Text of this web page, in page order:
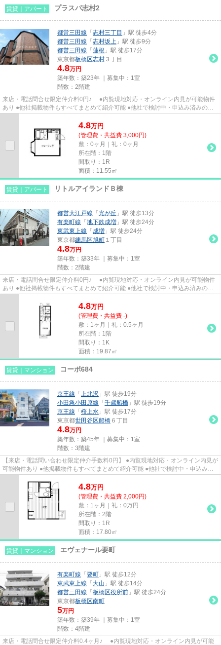
賃貸｜アパート プラスパ志村2
都営三田線 「 志村三丁目 」駅 徒歩4分
都営三田線 「 志村坂上 」駅 徒歩9分
都営三田線 「 蓮根 」駅 徒歩17分
東京都板橋区志村 ３丁目
4.8万円
築年数：築23年 ｜募集中： 1室
階数：2階建
来店・電話問合せ限定仲介料0円♪ ●内覧現地対応・オンライン内見が可能物件
あり ●他社掲載物件もすべてまとめて紹介可能 ●他社で検討中・申込み済みのお
4.8万円
(管理費・共益費 3,000円)
敷：0ヶ月｜礼：0ヶ月
所在階：1階
間取り：1R
面積：11.55㎡
賃貸｜アパート リトルアイランドＢ棟
都営大江戸線 「 光が丘 」駅 徒歩13分
有楽町線 「 地下鉄成増 」駅 徒歩24分
東武東上線 「 成増 」駅 徒歩24分
東京都練馬区旭町 １丁目
4.8万円
築年数：築33年 ｜募集中： 1室
階数：2階建
来店・電話問合せ限定仲介料0円♪ ●内覧現地対応・オンライン内見が可能物件
あり ●他社掲載物件もすべてまとめて紹介可能 ●他社で検討中・申込み済みのお
4.8万円
(管理費・共益費 -)
敷：1ヶ月｜礼：0.5ヶ月
所在階：1階
間取り：1K
面積：19.87㎡
賃貸｜マンション コーポ684
京王線 「 上北沢 」駅 徒歩19分
小田急小田原線 「 千歳船橋 」駅 徒歩19分
京王線 「 桜上水 」駅 徒歩17分
東京都世田谷区船橋 ６丁目
4.8万円
築年数：築45年 ｜募集中： 1室
階数：3階建
【来店・電話問い合わせ限定仲介手数料0円】 ●内覧現地対応・オンライン内見が
可能物件あり ●他掲載物件もすべてまとめて紹介可能 ●他社で検討中・申込み済
4.8万円
(管理費・共益費 2,000円)
敷：1ヶ月｜礼：0万円
所在階：2階
間取り：1R
面積：17.80㎡
賃貸｜マンション エヴェナール要町
有楽町線 「 要町 」駅 徒歩12分
東武東上線 「 大山 」駅 徒歩14分
都営三田線 「 板橋区役所前 」駅 徒歩24分
東京都板橋区南町
5万円
築年数：築39年 ｜募集中： 1室
階数：4階建
来店・電話問合せ限定仲介料0.4ヶ月♪ ●内覧現地対応・オンライン内見が可能